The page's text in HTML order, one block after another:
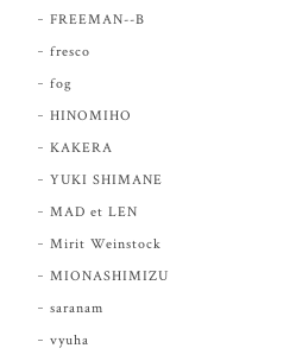
FREEMAN--B
fresco
fog
HINOMIHO
KAKERA
YUKI SHIMANE
MAD et LEN
Mirit Weinstock
MIONASHIMIZU
saranam
vyuha